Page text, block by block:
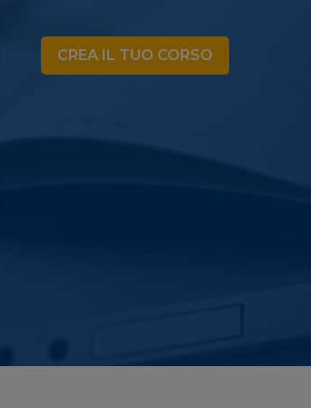
CREA IL TUO CORSO